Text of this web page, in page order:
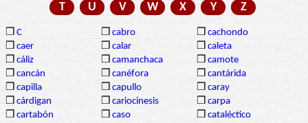
T
U V W X Y Z
❒ C ❒ cabro ❒ cachondo
❒ caer ❒ calar ❒ caleta
❒ cáliz ❒ camanchaca ❒ camote
❒ cancán ❒ canéfora ❒ cantárida
❒ capilla ❒ capullo ❒ caray
❒ cárdigan ❒ cariocinesis ❒ carpa
❒ cartabón ❒ caso ❒ cataléctico